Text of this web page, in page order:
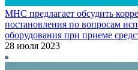
МНС предлагает обсудить
постановления по вопросам
оборудования при приеме
28 июля 2023